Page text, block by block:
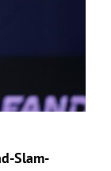
Slam-